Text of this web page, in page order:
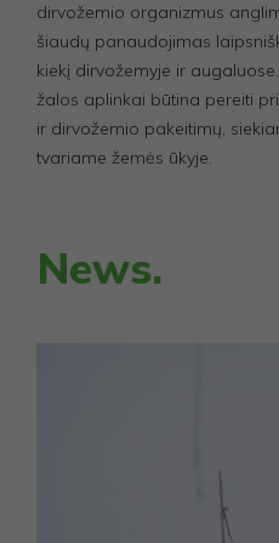
dirvožemio organizmus
šiaudų panaudojimas
kiekį dirvožemyje ir
žalos aplinkai būtina pereiti
ir dirvožemio pakeitimų,
tvariame žemės ūkyje.
News.